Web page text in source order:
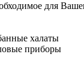
для
халаты
приборы